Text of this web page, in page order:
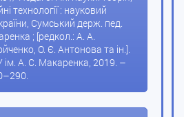
технології : науковий
Сумський держ. пед.
; [редкол.: А. А.
О. Є. Антонова та ін.].
А. С. Макаренка, 2019. –